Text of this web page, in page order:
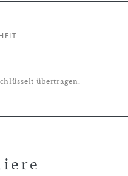
übertragen.